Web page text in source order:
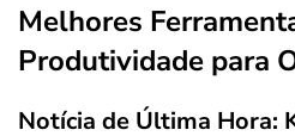
Melhores
Produtividade para
Notícia de Última Hora: